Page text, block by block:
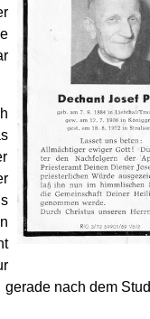
nach dem